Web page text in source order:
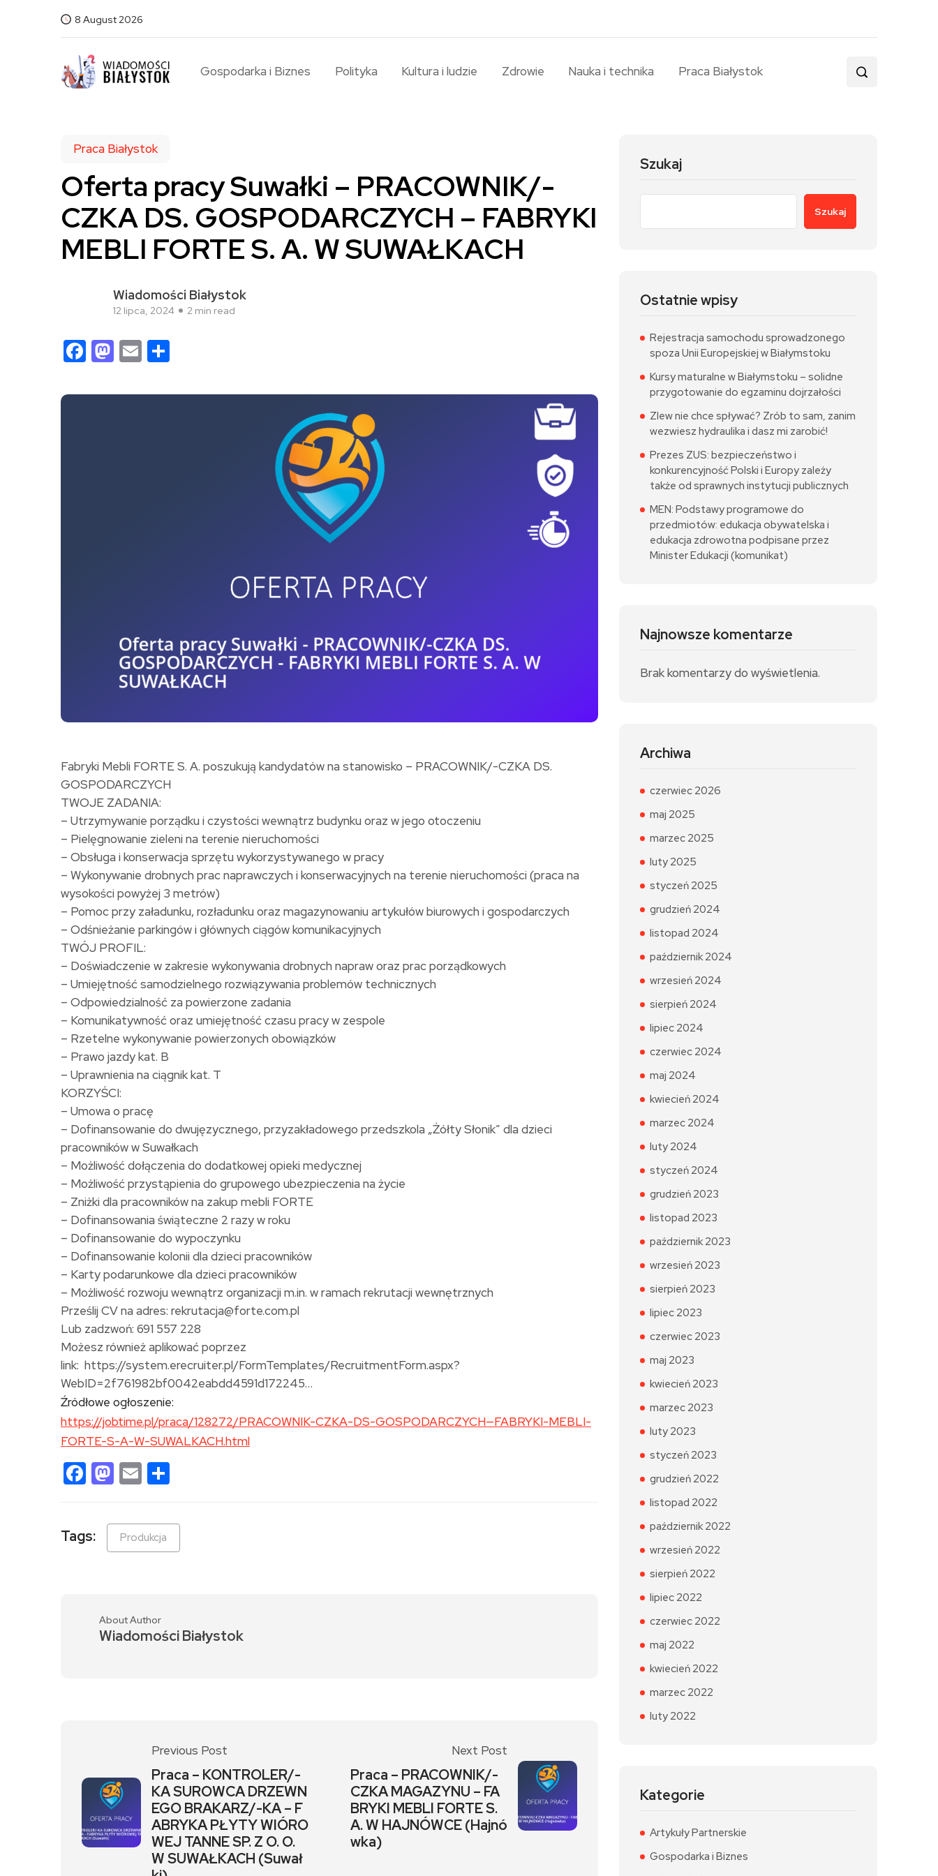
8 August 2026
Gospodarka i Biznes Polityka Kultura i ludzie Zdrowie Nauka i technika Praca Białystok
Praca Białystok
Oferta pracy Suwałki – PRACOWNIK/-
CZKA DS. GOSPODARCZYCH – FABRYKI
MEBLI FORTE S. A. W SUWAŁKACH
Wiadomości Białystok
12 lipca, 2024 2 min read
Facebook
Mastodon
Email
Fabryki Mebli FORTE S. A. poszukują kandydatów na stanowisko – PRACOWNIK/-CZKA DS.
GOSPODARCZYCH
TWOJE ZADANIA:
– Utrzymywanie porządku i czystości wewnątrz budynku oraz w jego otoczeniu
– Pielęgnowanie zieleni na terenie nieruchomości
– Obsługa i konserwacja sprzętu wykorzystywanego w pracy
– Wykonywanie drobnych prac naprawczych i konserwacyjnych na terenie nieruchomości (praca na
wysokości powyżej 3 metrów)
– Pomoc przy załadunku, rozładunku oraz magazynowaniu artykułów biurowych i gospodarczych
– Odśnieżanie parkingów i głównych ciągów komunikacyjnych
TWÓJ PROFIL:
– Doświadczenie w zakresie wykonywania drobnych napraw oraz prac porządkowych
– Umiejętność samodzielnego rozwiązywania problemów technicznych
– Odpowiedzialność za powierzone zadania
– Komunikatywność oraz umiejętność czasu pracy w zespole
– Rzetelne wykonywanie powierzonych obowiązków
– Prawo jazdy kat. B
– Uprawnienia na ciągnik kat. T
KORZYŚCI:
– Umowa o pracę
– Dofinansowanie do dwujęzycznego, przyzakładowego przedszkola „Żółty Słonik” dla dzieci
pracowników w Suwałkach
– Możliwość dołączenia do dodatkowej opieki medycznej
– Możliwość przystąpienia do grupowego ubezpieczenia na życie
– Zniżki dla pracowników na zakup mebli FORTE
– Dofinansowania świąteczne 2 razy w roku
– Dofinansowanie do wypoczynku
– Dofinansowanie kolonii dla dzieci pracowników
– Karty podarunkowe dla dzieci pracowników
– Możliwość rozwoju wewnątrz organizacji m.in. w ramach rekrutacji wewnętrznych
Prześlij CV na adres: rekrutacja@forte.com.pl
Lub zadzwoń: 691 557 228
Możesz również aplikować poprzez
link: https://system.erecruiter.pl/FormTemplates/RecruitmentForm.aspx?
WebID=2f761982bf0042eabdd4591d172245…
Źródłowe ogłoszenie:
https://jobtime.pl/praca/128272/PRACOWNIK-CZKA-DS-GOSPODARCZYCH—FABRYKI-MEBLI-
FORTE-S-A-W-SUWALKACH.html
Facebook
Mastodon
Email
Tags: Produkcja
About Author
Wiadomości Białystok
Previous Post
Praca – KONTROLER/-
KA SUROWCA DRZEWN
EGO BRAKARZ/-KA – F
ABRYKA PŁYTY WIÓRO
WEJ TANNE SP. Z O. O.
W SUWAŁKACH (Suwał
Next Post
Praca – PRACOWNIK/-
CZKA MAGAZYNU – FA
BRYKI MEBLI FORTE S.
A. W HAJNÓWCE (Hajnó
wka)
Szukaj
Szukaj
Ostatnie wpisy
Rejestracja samochodu sprowadzonego
spoza Unii Europejskiej w Białymstoku
Kursy maturalne w Białymstoku – solidne
przygotowanie do egzaminu dojrzałości
Zlew nie chce spływać? Zrób to sam, zanim
wezwiesz hydraulika i dasz mi zarobić!
Prezes ZUS: bezpieczeństwo i
konkurencyjność Polski i Europy zależy
także od sprawnych instytucji publicznych
MEN: Podstawy programowe do
przedmiotów: edukacja obywatelska i
edukacja zdrowotna podpisane przez
Minister Edukacji (komunikat)
Najnowsze komentarze
Brak komentarzy do wyświetlenia.
Archiwa
czerwiec 2026
maj 2025
marzec 2025
luty 2025
styczeń 2025
grudzień 2024
listopad 2024
październik 2024
wrzesień 2024
sierpień 2024
lipiec 2024
czerwiec 2024
maj 2024
kwiecień 2024
marzec 2024
luty 2024
styczeń 2024
grudzień 2023
listopad 2023
październik 2023
wrzesień 2023
sierpień 2023
lipiec 2023
czerwiec 2023
maj 2023
kwiecień 2023
marzec 2023
luty 2023
styczeń 2023
grudzień 2022
listopad 2022
październik 2022
wrzesień 2022
sierpień 2022
lipiec 2022
czerwiec 2022
maj 2022
kwiecień 2022
marzec 2022
luty 2022
Kategorie
Artykuły Partnerskie
Gospodarka i Biznes